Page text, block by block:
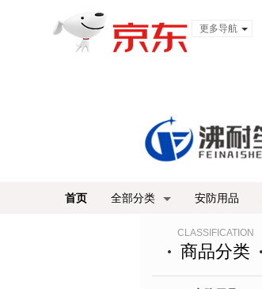
更多导航
首页 全部分类 安防用品
CLASSIFICATION
商品分类